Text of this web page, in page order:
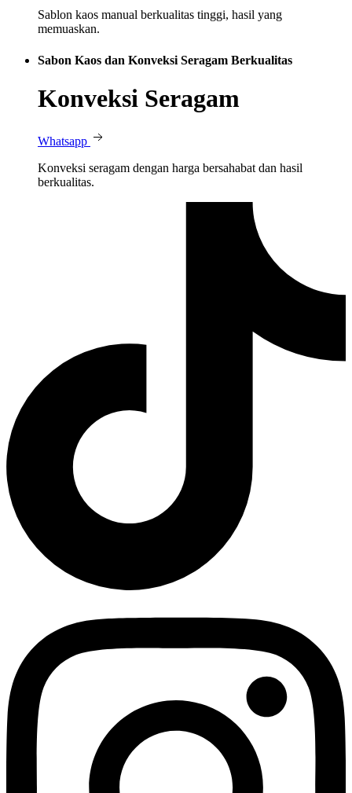
Sablon kaos manual berkualitas tinggi, hasil yang
memuaskan.
Sabon Kaos dan Konveksi Seragam Berkualitas
Konveksi Seragam
Whatsapp
Konveksi seragam dengan harga bersahabat dan hasil
berkualitas.